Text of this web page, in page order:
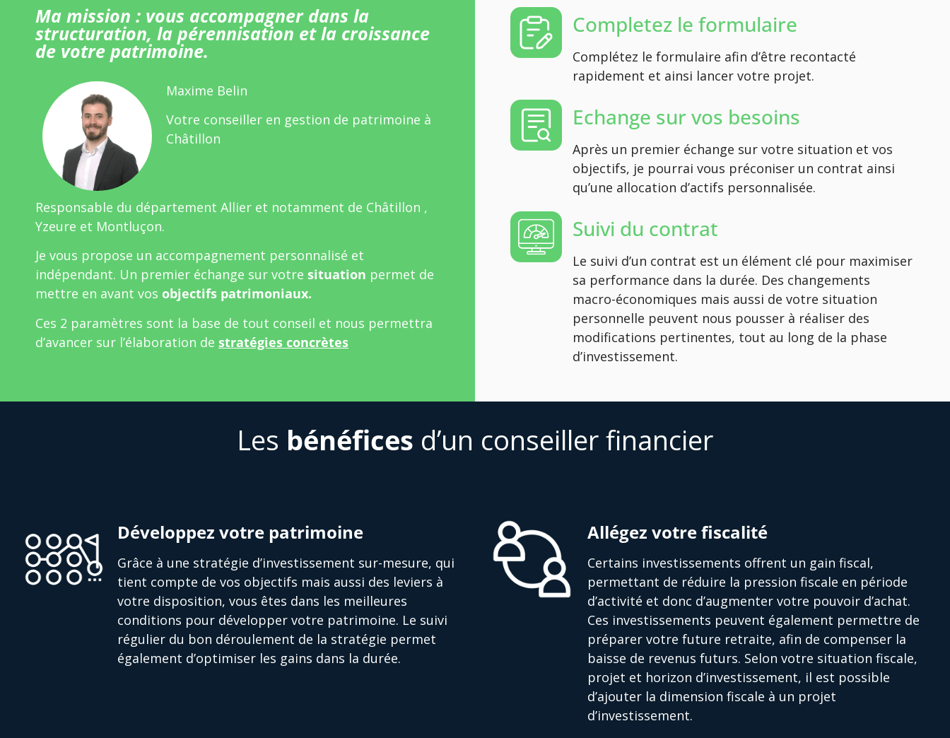
Ma mission : vous accompagner dans la
structuration, la pérennisation et la croissance
de votre patrimoine.
Maxime Belin
Votre conseiller en gestion de patrimoine à
Châtillon
Responsable du département Allier et notamment de Châtillon ,
Yzeure et Montluçon.
Je vous propose un accompagnement personnalisé et
indépendant. Un premier échange sur votre situation permet de
mettre en avant vos objectifs patrimoniaux.
Ces 2 paramètres sont la base de tout conseil et nous permettra
d’avancer sur l’élaboration de stratégies concrètes
Completez le formulaire
Complétez le formulaire afin d’être recontacté
rapidement et ainsi lancer votre projet.
Echange sur vos besoins
Après un premier échange sur votre situation et vos
objectifs, je pourrai vous préconiser un contrat ainsi
qu’une allocation d’actifs personnalisée.
Suivi du contrat
Le suivi d’un contrat est un élément clé pour maximiser
sa performance dans la durée. Des changements
macro-économiques mais aussi de votre situation
personnelle peuvent nous pousser à réaliser des
modifications pertinentes, tout au long de la phase
d’investissement.
Les bénéfices d’un conseiller financier
Développez votre patrimoine
Grâce à une stratégie d’investissement sur-mesure, qui
tient compte de vos objectifs mais aussi des leviers à
votre disposition, vous êtes dans les meilleures
conditions pour développer votre patrimoine. Le suivi
régulier du bon déroulement de la stratégie permet
également d’optimiser les gains dans la durée.
Allégez votre fiscalité
Certains investissements offrent un gain fiscal,
permettant de réduire la pression fiscale en période
d’activité et donc d’augmenter votre pouvoir d’achat.
Ces investissements peuvent également permettre de
préparer votre future retraite, afin de compenser la
baisse de revenus futurs. Selon votre situation fiscale,
projet et horizon d’investissement, il est possible
d’ajouter la dimension fiscale à un projet
d’investissement.